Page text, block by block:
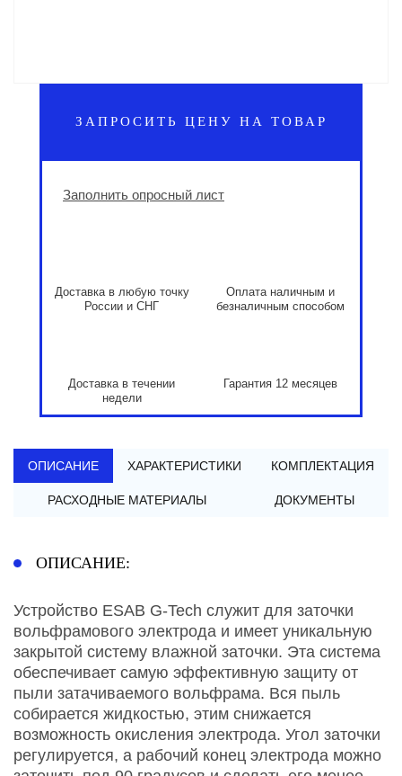
ЗАПРОСИТЬ ЦЕНУ НА ТОВАР
Заполнить опросный лист
Доставка в любую точку
России и СНГ
Оплата наличным и
безналичным способом
Доставка в течении
недели
Гарантия 12 месяцев
ОПИСАНИЕ ХАРАКТЕРИСТИКИ КОМПЛЕКТАЦИЯ
РАСХОДНЫЕ МАТЕРИАЛЫ ДОКУМЕНТЫ
ОПИСАНИЕ:
Устройство ESAB G-Tech служит для заточки
вольфрамового электрода и имеет уникальную
закрытой систему влажной заточки. Эта система
обеспечивает самую эффективную защиту от
пыли затачиваемого вольфрама. Вся пыль
собирается жидкостью, этим снижается
возможность окисления электрода. Угол заточки
регулируется, а рабочий конец электрода можно